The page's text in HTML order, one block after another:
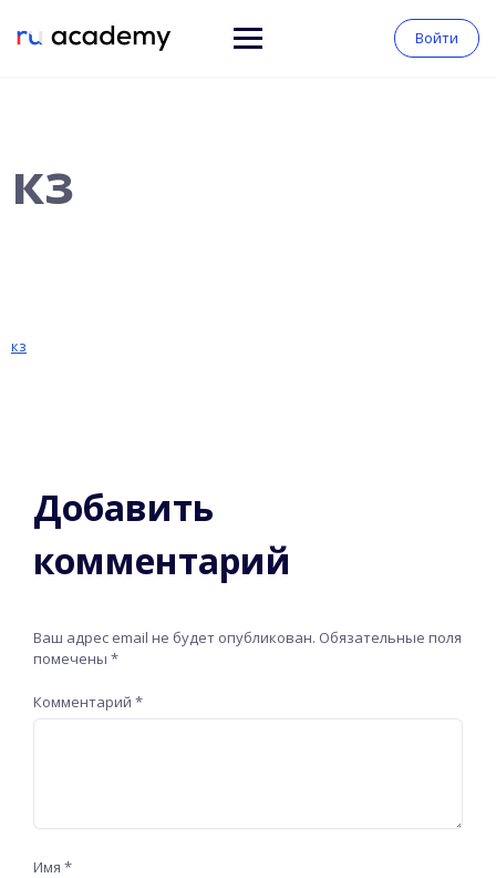
Войти
кз
кз
Добавить
комментарий
Ваш адрес email не будет опубликован. Обязательные поля
помечены *
Комментарий *
Имя *